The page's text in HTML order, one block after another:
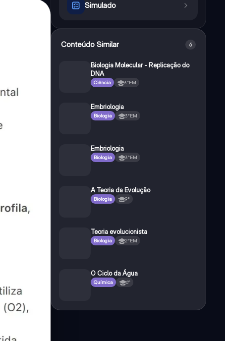
Simulado
Conteúdo Similar 6
Biologia Molecular - Replicação do
DNA
Ciência 3°EM
Embriologia
Biologia 3°EM
Embriologia
Biologia 3°EM
A Teoria da Evolução
Biologia 9°
Teoria evolucionista
Biologia 2°EM
O Ciclo da Água
Química 6°